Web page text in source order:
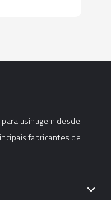
usinagem desde
fabricantes de